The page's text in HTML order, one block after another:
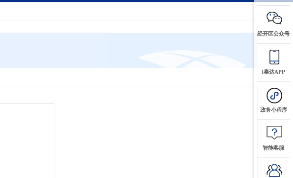
经开区公众号
I泰达APP
政务小程序
智能客服